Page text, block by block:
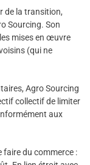
de la transition,
Sourcing. Son
mises en œuvre
(qui ne
Agro Sourcing
collectif de limiter
aux
faire du commerce :